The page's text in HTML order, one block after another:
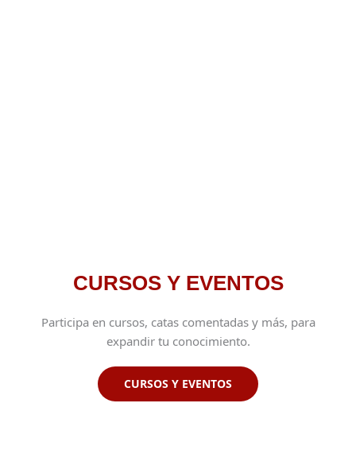
CURSOS Y EVENTOS
Participa en cursos, catas comentadas y más, para
expandir tu conocimiento.
CURSOS Y EVENTOS